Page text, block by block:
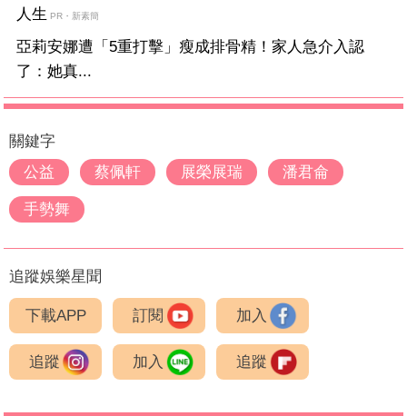
人生 PR・新素簡
亞莉安娜遭「5重打擊」瘦成排骨精！家人急介入認
了：她真...
關鍵字
公益
蔡佩軒 展榮展瑞 潘君侖
手勢舞
追蹤娛樂星聞
下載APP 訂閱 加入
追蹤 加入 追蹤